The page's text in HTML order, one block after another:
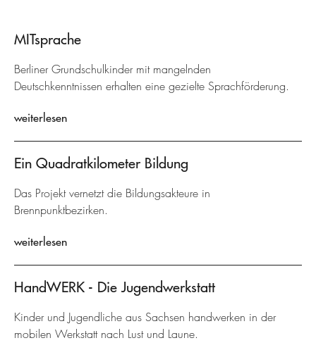
MITsprache
Berliner Grundschulkinder mit mangelnden
Deutschkenntnissen erhalten eine gezielte Sprachförderung.
weiterlesen
Ein Quadratkilometer Bildung
Das Projekt vernetzt die Bildungsakteure in
Brennpunktbezirken.
weiterlesen
HandWERK - Die Jugendwerkstatt
Kinder und Jugendliche aus Sachsen handwerken in der
mobilen Werkstatt nach Lust und Laune.